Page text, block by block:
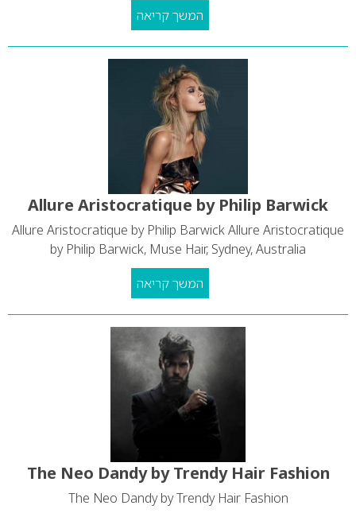
המשך קריאה
Allure Aristocratique by Philip Barwick
Allure Aristocratique by Philip Barwick Allure Aristocratique
by Philip Barwick, Muse Hair, Sydney, Australia
המשך קריאה
The Neo Dandy by Trendy Hair Fashion
The Neo Dandy by Trendy Hair Fashion